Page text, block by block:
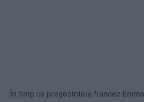
În timp ce președintele francez